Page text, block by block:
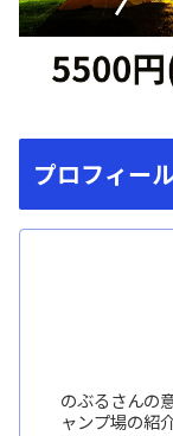
プロフィー
のぶるさんの
ャンプ場の紹